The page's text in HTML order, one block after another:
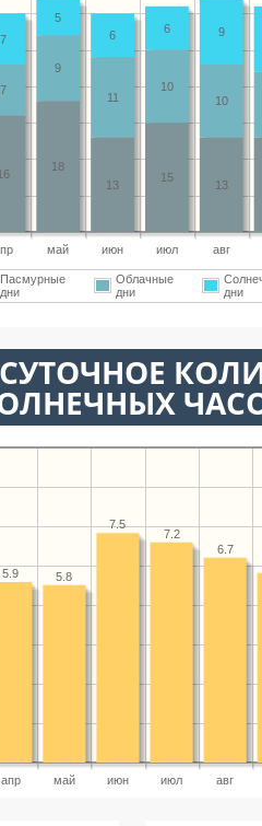
май июн июл авг
13
15
13
18
10
10
11
9
7
9
6
6
5
7
Пасмурные
дни
Облачные
дни
дни
апр май июн июл авг
6.7
7.2
7.5
5.8
5.9